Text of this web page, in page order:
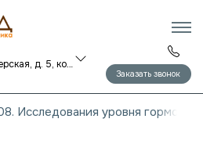
Санкт-Петербург ул. Манчестерская, д. 5, корп. 1
Заказать звонок
Исследования уровня